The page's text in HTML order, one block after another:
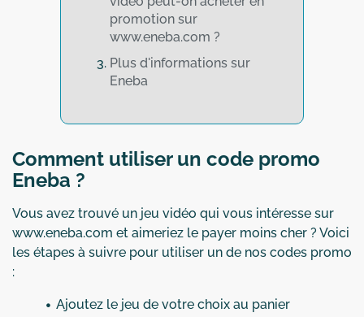
promotion sur
www.eneba.com ?
Plus d'informations sur
Eneba
Comment utiliser un code promo
Eneba ?
Vous avez trouvé un jeu vidéo qui vous intéresse sur
www.eneba.com et aimeriez le payer moins cher ? Voici
les étapes à suivre pour utiliser un de nos codes promo
:
Ajoutez le jeu de votre choix au panier